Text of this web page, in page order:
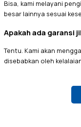
Bisa, kami melayani
besar lainnya sesuai
Apakah ada garansi
Tentu. Kami akan
disebabkan oleh